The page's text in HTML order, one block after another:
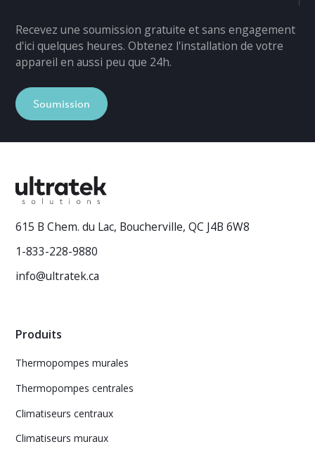
Recevez une soumission gratuite et sans engagement
d'ici quelques heures. Obtenez l'installation de votre
appareil en aussi peu que 24h.
Soumission
615 B Chem. du Lac, Boucherville, QC J4B 6W8
1-833-228-9880
info@ultratek.ca
Produits
Thermopompes murales
Thermopompes centrales
Climatiseurs centraux
Climatiseurs muraux